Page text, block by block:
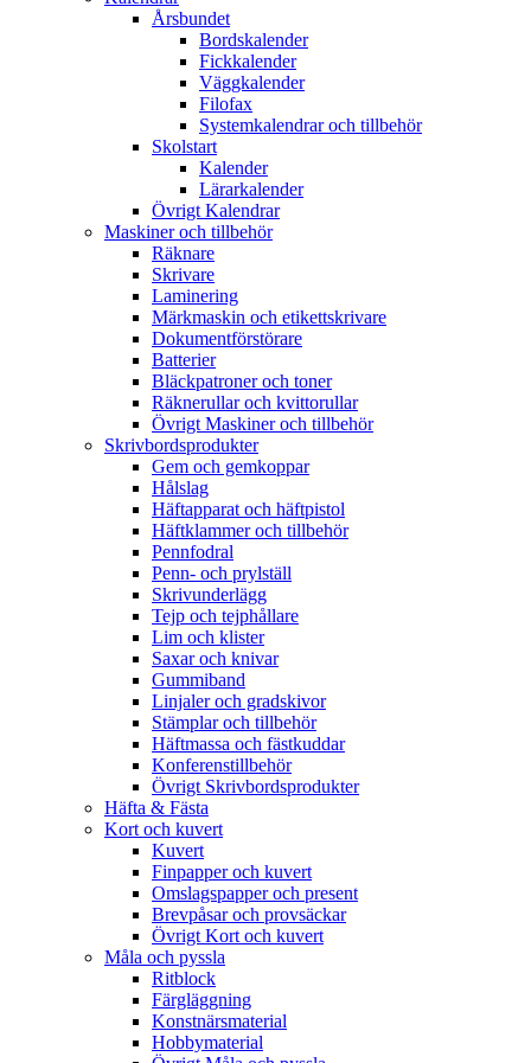
Årsbundet
Bordskalender
Fickkalender
Väggkalender
Filofax
Systemkalendrar och tillbehör
Skolstart
Kalender
Lärarkalender
Övrigt Kalendrar
Maskiner och tillbehör
Räknare
Skrivare
Laminering
Märkmaskin och etikettskrivare
Dokumentförstörare
Batterier
Bläckpatroner och toner
Räknerullar och kvittorullar
Övrigt Maskiner och tillbehör
Skrivbordsprodukter
Gem och gemkoppar
Hålslag
Häftapparat och häftpistol
Häftklammer och tillbehör
Pennfodral
Penn- och prylställ
Skrivunderlägg
Tejp och tejphållare
Lim och klister
Saxar och knivar
Gummiband
Linjaler och gradskivor
Stämplar och tillbehör
Häftmassa och fästkuddar
Konferenstillbehör
Övrigt Skrivbordsprodukter
Häfta & Fästa
Kort och kuvert
Kuvert
Finpapper och kuvert
Omslagspapper och present
Brevpåsar och provsäckar
Övrigt Kort och kuvert
Måla och pyssla
Ritblock
Färgläggning
Konstnärsmaterial
Hobbymaterial